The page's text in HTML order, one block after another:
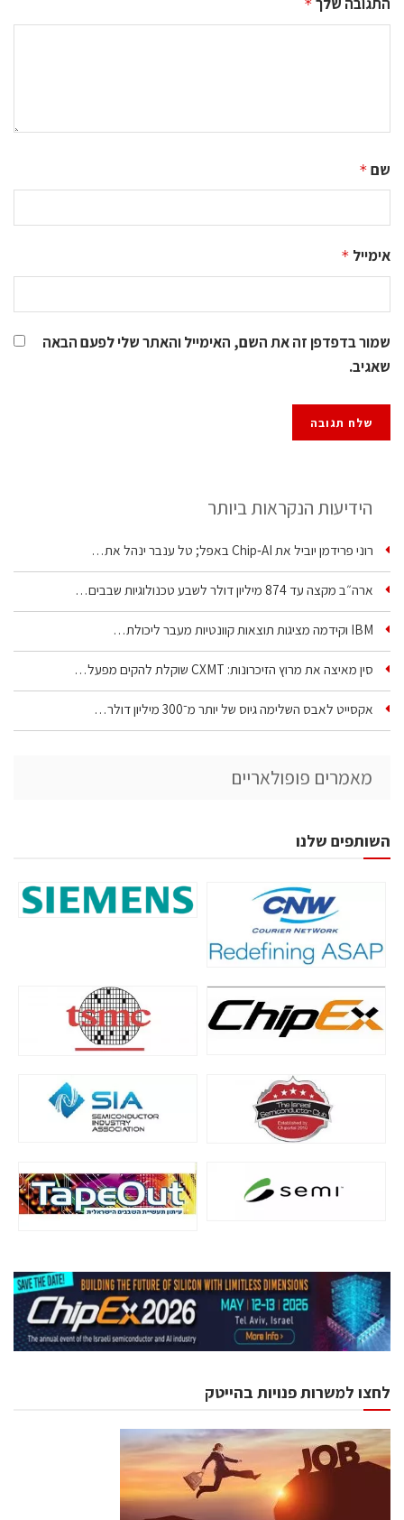
התגובה שלך *
שם *
אימייל *
שמור בדפדפן זה את השם, האימייל והאתר שלי לפעם הבאה
שאגיב.
הידיעות הנקראות ביותר
רוני פרידמן יוביל את Chip‑AI באפל; טל ענבר ינהל את…
ארה״ב מקצה עד 874 מיליון דולר לשבע טכנולוגיות שבבים…
IBM וקידמה מציגות תוצאות קוונטיות מעבר ליכולת…
סין מאיצה את מרוץ הזיכרונות: CXMT שוקלת להקים מפעל…
אקסייט לאבס השלימה גיוס של יותר מ־300 מיליון דולר…
מאמרים פופולאריים
השותפים שלנו
לחצו למשרות פנויות בהייטק